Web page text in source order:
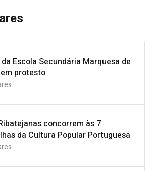
Escola Secundária Marquesa de
protesto
concorrem às 7
da Cultura Popular Portuguesa